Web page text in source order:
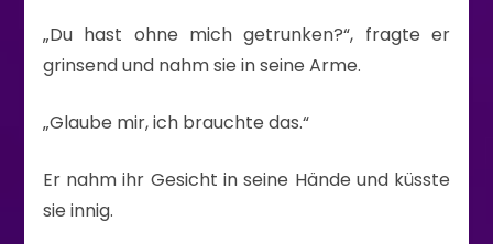
„Du hast ohne mich getrunken?“, fragte er
grinsend und nahm sie in seine Arme.
„Glaube mir, ich brauchte das.“
Er nahm ihr Gesicht in seine Hände und küsste
sie innig.